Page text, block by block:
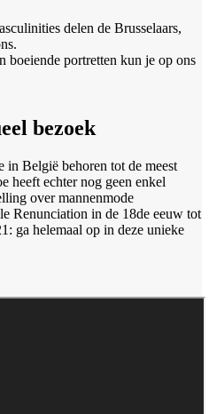
delen de Brusselaars,
boeiende portretten kun je op ons
bezoek
in België behoren tot de meest
heeft echter nog geen enkel
over mannenmode
Renunciation in de 18de eeuw tot
ga helemaal op in deze unieke